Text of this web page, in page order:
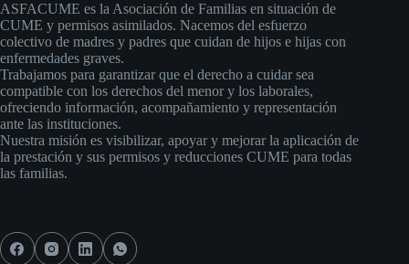
ASFACUME es la Asociación de Familias en situación de
CUME y permisos asimilados. Nacemos del esfuerzo
colectivo de madres y padres que cuidan de hijos e hijas con
enfermedades graves.
Trabajamos para garantizar que el derecho a cuidar sea
compatible con los derechos del menor y los laborales,
ofreciendo información, acompañamiento y representación
ante las instituciones.
Nuestra misión es visibilizar, apoyar y mejorar la aplicación de
la prestación y sus permisos y reducciones CUME para todas
las familias.